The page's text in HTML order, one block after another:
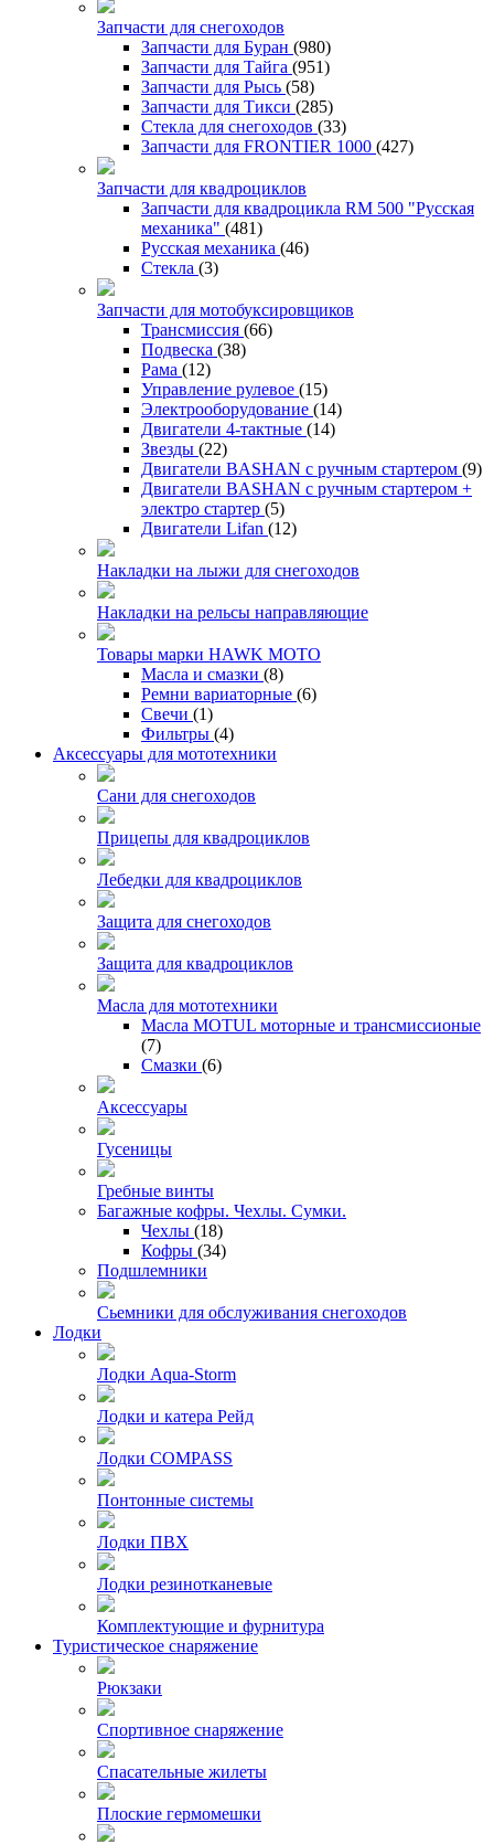
Запчасти для снегоходов
Запчасти для Буран (980)
Запчасти для Тайга (951)
Запчасти для Рысь (58)
Запчасти для Тикси (285)
Стекла для снегоходов (33)
Запчасти для FRONTIER 1000 (427)
Запчасти для квадроциклов
Запчасти для квадроцикла RM 500 "Русская
механика" (481)
Русская механика (46)
Стекла (3)
Запчасти для мотобуксировщиков
Трансмиссия (66)
Подвеска (38)
Рама (12)
Управление рулевое (15)
Электрооборудование (14)
Двигатели 4-тактные (14)
Звезды (22)
Двигатели BASHAN с ручным стартером (9)
Двигатели BASHAN с ручным стартером +
электро стартер (5)
Двигатели Lifan (12)
Накладки на лыжи для снегоходов
Накладки на рельсы направляющие
Товары марки HAWK MOTO
Масла и смазки (8)
Ремни вариаторные (6)
Свечи (1)
Фильтры (4)
Аксессуары для мототехники
Сани для снегоходов
Прицепы для квадроциклов
Лебедки для квадроциклов
Защита для снегоходов
Защита для квадроциклов
Масла для мототехники
Масла MOTUL моторные и трансмиссионые
(7)
Смазки (6)
Аксессуары
Гусеницы
Гребные винты
Багажные кофры. Чехлы. Сумки.
Чехлы (18)
Кофры (34)
Подшлемники
Сьемники для обслуживания снегоходов
Лодки
Лодки Aqua-Storm
Лодки и катера Рейд
Лодки COMPASS
Понтонные системы
Лодки ПВХ
Лодки резинотканевые
Комплектующие и фурнитура
Туристическое снаряжение
Рюкзаки
Спортивное снаряжение
Спасательные жилеты
Плоские гермомешки